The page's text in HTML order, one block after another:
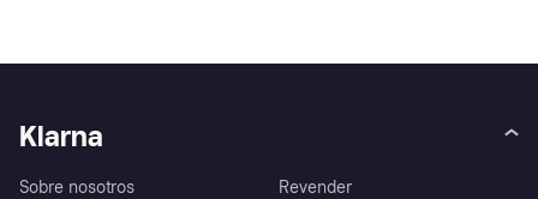
Klarna
Sobre nosotros
Revender